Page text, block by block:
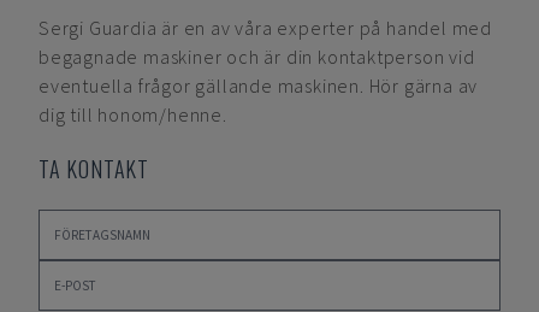
Sergi Guardia är en av våra experter på handel med
begagnade maskiner och är din kontaktperson vid
eventuella frågor gällande maskinen. Hör gärna av
dig till honom/henne.
TA KONTAKT